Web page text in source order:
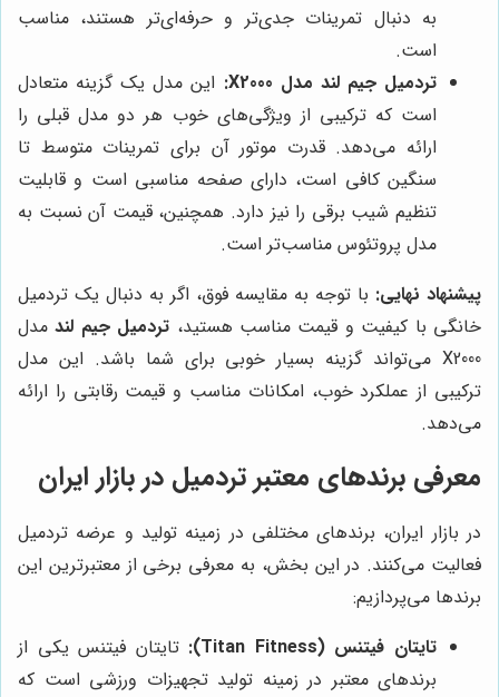
به دنبال تمرینات جدی‌تر و حرفه‌ای‌تر هستند، مناسب
است.
تردمیل جیم لند مدل X2000:
این مدل یک گزینه متعادل
است که ترکیبی از ویژگی‌های خوب هر دو مدل قبلی را
ارائه می‌دهد. قدرت موتور آن برای تمرینات متوسط تا
سنگین کافی است، دارای صفحه مناسبی است و قابلیت
تنظیم شیب برقی را نیز دارد. همچنین، قیمت آن نسبت به
مدل پروتئوس مناسب‌تر است.
پیشنهاد نهایی: با توجه به مقایسه فوق، اگر به دنبال یک تردمیل
خانگی با کیفیت و قیمت مناسب هستید، تردمیل جیم لندمدل
X2000 می‌تواند گزینه بسیار خوبی برای شما باشد. این مدل
ترکیبی از عملکرد خوب، امکانات مناسب و قیمت رقابتی را ارائه
می‌دهد.
معرفی برندهای معتبر تردمیل در بازار ایران
در بازار ایران، برندهای مختلفی در زمینه تولید و عرضه تردمیل
فعالیت می‌کنند. در این بخش، به معرفی برخی از معتبرترین این
برندها می‌پردازیم:
تایتان فیتنس (Titan Fitness):
تایتان فیتنس یکی از
برندهای معتبر در زمینه تولید تجهیزات ورزشی است که